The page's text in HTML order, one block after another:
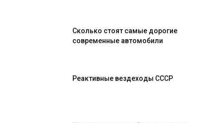
Сколько стоят самые дорогие
современные автомобили
Реактивные вездеходы СССР